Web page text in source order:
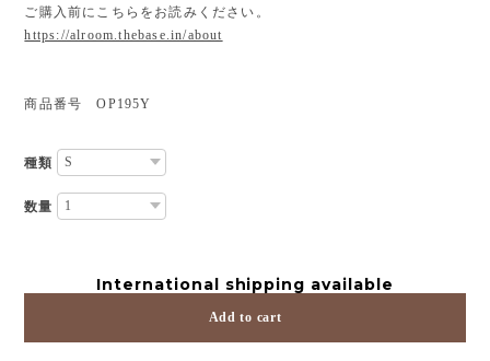
ご購入前にこちらをお読みください。
https://alroom.thebase.in/about
商品番号 OP195Y
種類
数量
International shipping available
Add to cart